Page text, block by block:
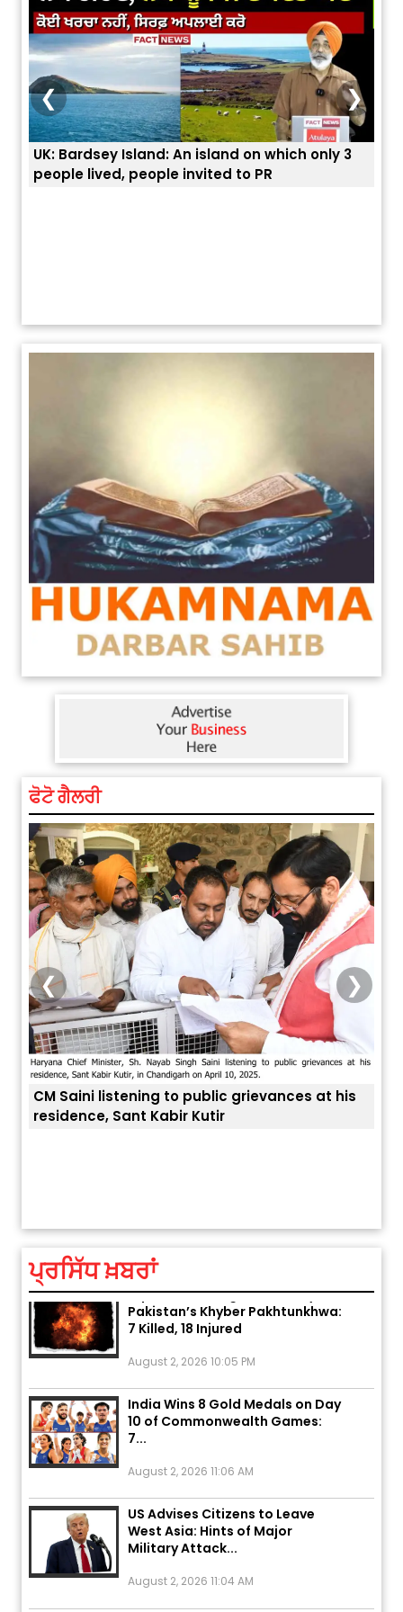
UK: Bardsey Island: An island on which only 3
people lived, people invited to PR
❮ ❯
ਫੋਟੋ ਗੈਲਰੀ
CM Saini listening to public grievances at his
residence, Sant Kabir Kutir
❮ ❯
ਪ੍ਰਸਿੱਧ ਖ਼ਬਰਾਂ
August 5, 2026 6:23 AM
Explosion During Peace Rally in
Pakistan’s Khyber Pakhtunkhwa:
7 Killed, 18 Injured
India Wins 8 Gold Medals on Day
10 of Commonwealth Games:
7...
US Advises Citizens to Leave
West Asia: Hints of Major
Military Attack...